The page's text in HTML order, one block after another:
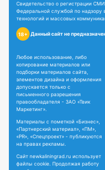
Свидетельство о регистрации
Федеральной службой по
технологий и массовых
18+ Данный сайт не
Любое использование, либо
копирование материалов или
подборки материалов сайта,
элементов дизайна и оформления
допускается только с
письменного разрешения
правообладателя - ЗАО «Твик
Маркетинг».
Материалы с пометкой «Бизнес»,
«Партнерский материал», «ПМ»,
«PR», «Спецпроект» - публикуются
на правах рекламы.
Сайт newkaliningrad.ru использует
файлы cookie. Продолжая работу